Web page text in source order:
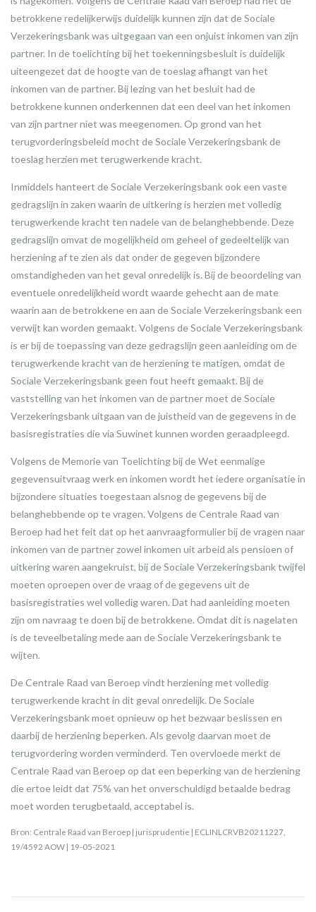
betrokkene redelijkerwijs duidelijk kunnen zijn dat de Sociale
Verzekeringsbank was uitgegaan van een onjuist inkomen van zijn
partner. In de toelichting bij het toekenningsbesluit is duidelijk
uiteengezet dat de hoogte van de toeslag afhangt van het
inkomen van de partner. Bij lezing van het besluit had de
betrokkene kunnen onderkennen dat een deel van het inkomen
van zijn partner niet was meegenomen. Op grond van het
terugvorderingsbeleid mocht de Sociale Verzekeringsbank de
toeslag herzien met terugwerkende kracht.
Inmiddels hanteert de Sociale Verzekeringsbank ook een vaste
gedragslijn in zaken waarin de uitkering is herzien met volledig
terugwerkende kracht ten nadele van de belanghebbende. Deze
gedragslijn omvat de mogelijkheid om geheel of gedeeltelijk van
herziening af te zien als dat onder de gegeven bijzondere
omstandigheden van het geval onredelijk is. Bij de beoordeling van
eventuele onredelijkheid wordt waarde gehecht aan de mate
waarin aan de betrokkene en aan de Sociale Verzekeringsbank een
verwijt kan worden gemaakt. Volgens de Sociale Verzekeringsbank
is er bij de toepassing van deze gedragslijn geen aanleiding om de
terugwerkende kracht van de herziening te matigen, omdat de
Sociale Verzekeringsbank geen fout heeft gemaakt. Bij de
vaststelling van het inkomen van de partner moet de Sociale
Verzekeringsbank uitgaan van de juistheid van de gegevens in de
basisregistraties die via Suwinet kunnen worden geraadpleegd.
Volgens de Memorie van Toelichting bij de Wet eenmalige
gegevensuitvraag werk en inkomen wordt het iedere organisatie in
bijzondere situaties toegestaan alsnog de gegevens bij de
belanghebbende op te vragen. Volgens de Centrale Raad van
Beroep had het feit dat op het aanvraagformulier bij de vragen naar
inkomen van de partner zowel inkomen uit arbeid als pensioen of
uitkering waren aangekruist, bij de Sociale Verzekeringsbank twijfel
moeten oproepen over de vraag of de gegevens uit de
basisregistraties wel volledig waren. Dat had aanleiding moeten
zijn om navraag te doen bij de betrokkene. Omdat dit is nagelaten
is de teveelbetaling mede aan de Sociale Verzekeringsbank te
wijten.
De Centrale Raad van Beroep vindt herziening met volledig
terugwerkende kracht in dit geval onredelijk. De Sociale
Verzekeringsbank moet opnieuw op het bezwaar beslissen en
daarbij de herziening beperken. Als gevolg daarvan moet de
terugvordering worden verminderd. Ten overvloede merkt de
Centrale Raad van Beroep op dat een beperking van de herziening
die ertoe leidt dat 75% van het onverschuldigd betaalde bedrag
moet worden terugbetaald, acceptabel is.
Bron: Centrale Raad van Beroep | jurisprudentie | ECLINLCRVB20211227,
19/4592 AOW | 19-05-2021